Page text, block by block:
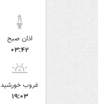
اذان صبح
۰۳:۴۲
غروب خورشید
۱۹:۰۳